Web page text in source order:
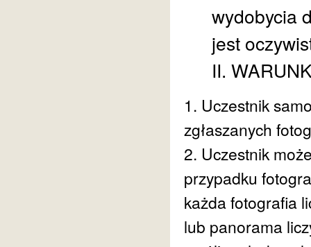
wydobycia
jest
II.
1. Uczestnik
zgłaszanych
2. Uczestnik
przypadku
każda fotografia
lub panorama